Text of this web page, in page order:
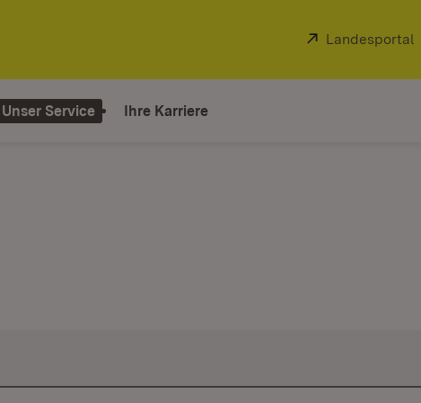
Extern:
Landesportal
Unser Service Ihre Karriere